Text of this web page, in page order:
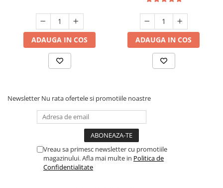
ADAUGA IN COS ADAUGA IN COS
Newsletter Nu rata ofertele si promotiile noastre
Vreau sa primesc newsletter cu promotiile
magazinului. Afla mai multe in Politica de
Confidentialitate